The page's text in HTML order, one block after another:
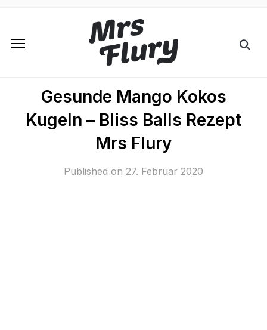
Gesunde Mango Kokos
Kugeln – Bliss Balls Rezept
Mrs Flury
Published on 27. Februar 2020